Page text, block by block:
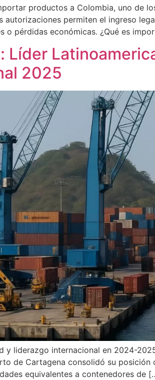
productos a Colombia, uno de
permiten el ingreso
o pérdidas económicas. ¿Qué es
Líder
2025
y liderazgo internacional en 2024-
de Cartagena consolidó su
equivalentes a contenedores de